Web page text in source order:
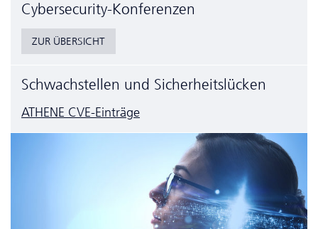
Cyber­security-Konferenzen
ZUR ÜBERSICHT
Schwachstellen und Sicherheitslücken
ATHENE CVE-Einträge